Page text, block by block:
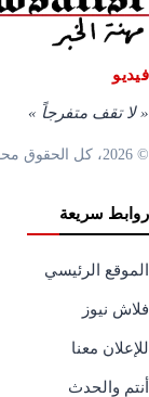
فيديو
«لا تقف متفرجاً »
© 2026، كل الحقوق محفوظة.
روابط سريعة
الموقع الرئيسي
فلاش نيوز
للإعلان معنا
أنتم والحدث